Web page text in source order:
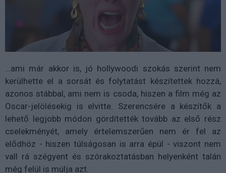
…ami már akkor is, jó hollywoodi szokás szerint nem
kerülhette el a sorsát és folytatást készítettek hozzá,
azonos stábbal, ami nem is csoda, hiszen a film még az
Oscar-jelölésekig is elvitte. Szerencsére a készítők a
lehető legjobb módon gördítették tovább az első rész
cselekményét, amely értelemszerűen nem ér fel az
elődhöz - hiszen túlságosan is arra épül - viszont nem
vall rá szégyent és szórakoztatásban helyenként talán
még felül is múlja azt.